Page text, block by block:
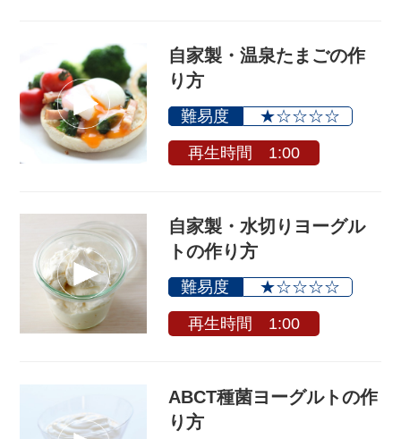
自家製・温泉たまごの作
り方
難易度 ★☆☆☆☆
再生時間 1:00
自家製・水切りヨーグル
トの作り方
難易度 ★☆☆☆☆
再生時間 1:00
ABCT種菌ヨーグルトの作
り方